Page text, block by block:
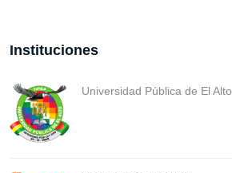
Instituciones
Universidad Pública de El Alto